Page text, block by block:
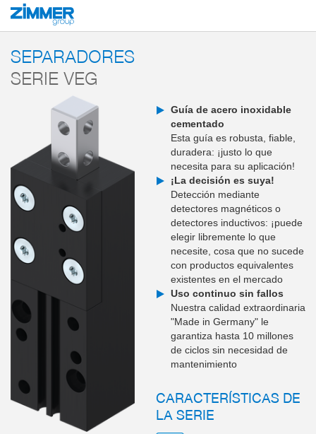
Inicio Productos
SEPARADORES
SERIE VEG
Guía de acero inoxidable
cementado
Esta guía es robusta, fiable,
duradera: ¡justo lo que
necesita para su aplicación!
¡La decisión es suya!
Detección mediante
detectores magnéticos o
detectores inductivos: ¡puede
elegir libremente lo que
necesite, cosa que no sucede
con productos equivalentes
existentes en el mercado
Uso continuo sin fallos
Nuestra calidad extraordinaria
"Made in Germany" le
garantiza hasta 10 millones
de ciclos sin necesidad de
mantenimiento
CARACTERÍSTICAS DE
LA SERIE